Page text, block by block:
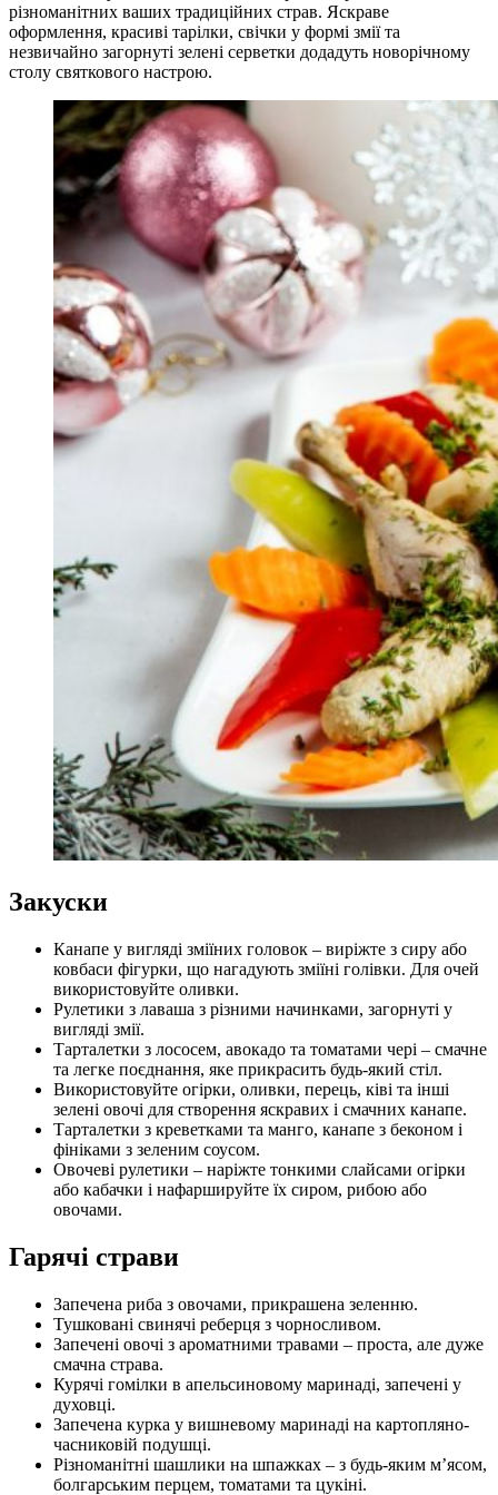
різноманітних ваших традиційних страв. Яскраве
оформлення, красиві тарілки, свічки у формі змії та
незвичайно загорнуті зелені серветки додадуть новорічному
столу святкового настрою.
Закуски
Канапе у вигляді зміїних головок – виріжте з сиру або
ковбаси фігурки, що нагадують зміїні голівки. Для очей
використовуйте оливки.
Рулетики з лаваша з різними начинками, загорнуті у
вигляді змії.
Тарталетки з лососем, авокадо та томатами чері – смачне
та легке поєднання, яке прикрасить будь-який стіл.
Використовуйте огірки, оливки, перець, ківі та інші
зелені овочі для створення яскравих і смачних канапе.
Тарталетки з креветками та манго, канапе з беконом і
фініками з зеленим соусом.
Овочеві рулетики – наріжте тонкими слайсами огірки
або кабачки і нафаршируйте їх сиром, рибою або
овочами.
Гарячі страви
Запечена риба з овочами, прикрашена зеленню.
Тушковані свинячі реберця з чорносливом.
Запечені овочі з ароматними травами – проста, але дуже
смачна страва.
Курячі гомілки в апельсиновому маринаді, запечені у
духовці.
Запечена курка у вишневому маринаді на картопляно-
часниковій подушці.
Різноманітні шашлики на шпажках – з будь-яким м’ясом,
болгарським перцем, томатами та цукіні.